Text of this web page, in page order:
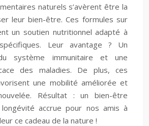
naturels s’avèrent être la
leur bien-être. Ces formules sur
un soutien nutritionnel adapté à
Leur avantage ? Un
système immunitaire et une
des maladies. De plus, ces
une mobilité améliorée et
Résultat : un bien-être
accrue pour nos amis à
ce cadeau de la nature !